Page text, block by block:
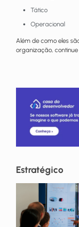
Tático
Operacional
Além de como eles
organização, continue
Estratégico